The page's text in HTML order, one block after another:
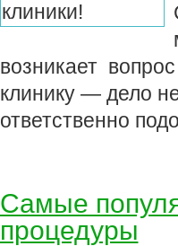
возникает
клинику — дело
ответственно
Самые
процедуры